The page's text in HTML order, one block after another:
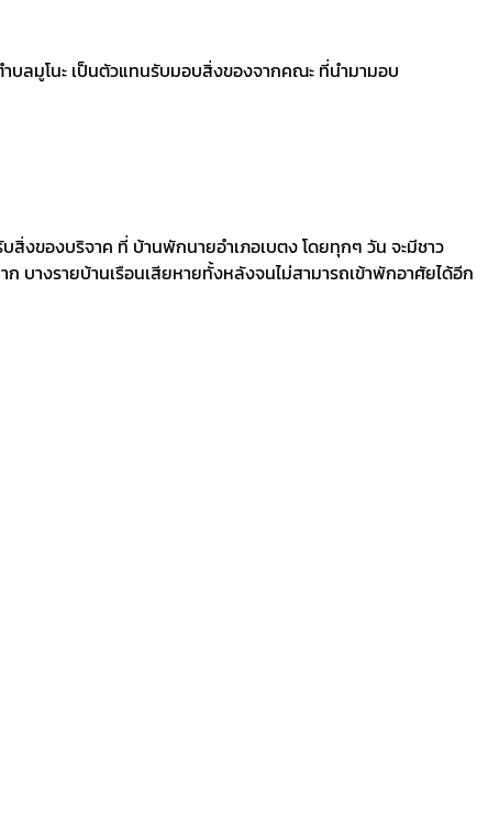
ำบลมูโนะ เป็นตัวแทนรับมอบสิ่งของจากคณะ ที่นำมามอบ
สิ่งของบริจาค ที่ บ้านพักนายอำเภอเบตง โดยทุกๆ วัน จะมีชาว
บางรายบ้านเรือนเสียหายทั้งหลังจนไม่สามารถเข้าพักอาศัยได้อีก